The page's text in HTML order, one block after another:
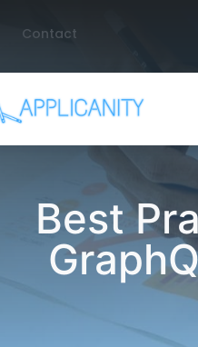
Contact
Best